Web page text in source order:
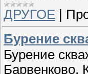
ДРУГОЕ
Бурение
Бурение
Барвенково,